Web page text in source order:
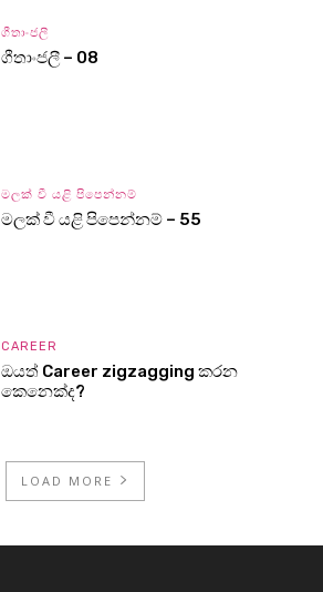
ගීතාංජලී
ගීතාංජලී – 08
මලක් වී යළි පිපෙන්නම්
මලක් වී යළි පිපෙන්නම් – 55
CAREER
ඔයත් Career zigzagging කරන
කෙනෙක්ද?
LOAD MORE